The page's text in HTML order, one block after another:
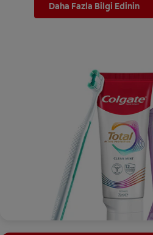
Daha Fazla Bilgi Edinin